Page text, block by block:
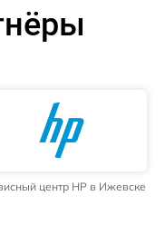
центр HP в Ижевске